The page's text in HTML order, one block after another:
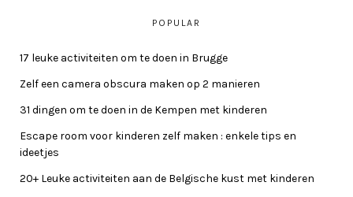
POPULAR
17 leuke activiteiten om te doen in Brugge
Zelf een camera obscura maken op 2 manieren
31 dingen om te doen in de Kempen met kinderen
Escape room voor kinderen zelf maken : enkele tips en
ideetjes
20+ Leuke activiteiten aan de Belgische kust met kinderen